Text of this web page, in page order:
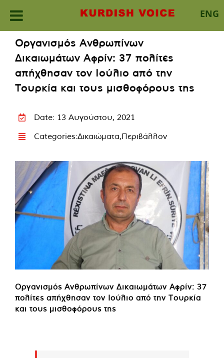
ENG
content
Οργανισμός Ανθρωπίνων
Δικαιωμάτων Αφρίν: 37 πολίτες
απήχθησαν τον Ιούλιο από την
Τουρκία και τους μισθοφόρους της
Date: 13 Αυγούστου, 2021
Categories:Δικαιώματα,Περιβάλλον
Οργανισμός Ανθρωπίνων Δικαιωμάτων Αφρίν: 37
πολίτες απήχθησαν τον Ιούλιο από την Τουρκία
και τους μισθοφόρους της